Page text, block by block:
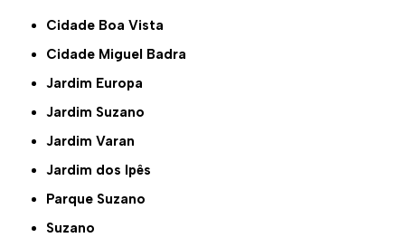
Cidade Boa Vista
Cidade Miguel Badra
Jardim Europa
Jardim Suzano
Jardim Varan
Jardim dos Ipês
Parque Suzano
Suzano